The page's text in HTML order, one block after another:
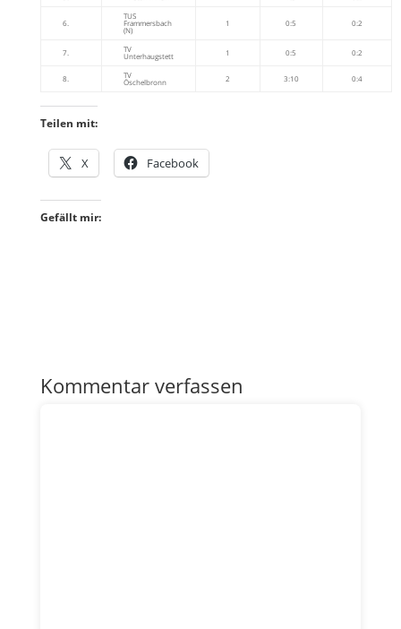
6.
TUS
Frammersbach
(N)
1 0:5 0:2
7. TV
Unterhaugstett 1 0:5 0:2
8. TV
Öschelbronn 2 3:10 0:4
Teilen mit:
X Facebook
Gefällt mir:
Kommentar verfassen